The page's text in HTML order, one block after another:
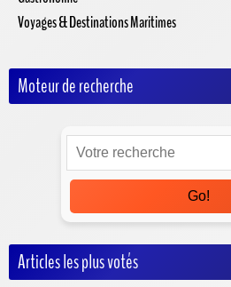
Voyages & Destinations Maritimes
Moteur de recherche
Go!
Articles les plus votés